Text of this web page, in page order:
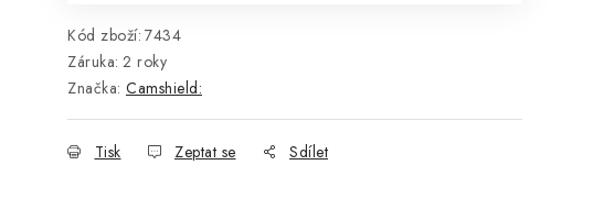
Kód zboží: 7434
Záruka: 2 roky
Značka: Camshield:
Tisk Zeptat se Sdílet